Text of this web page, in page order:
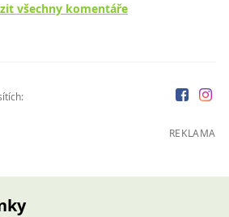
všechny komentáře
REKLAMA